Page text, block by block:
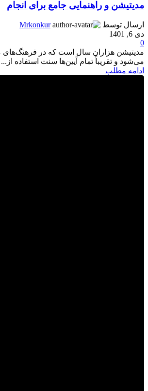
مدیتیشن و راهنمایی جامع برای انجام
ارسال توسط
Mrkonkur
دی 6, 1401
0
مدیتیشن هزاران سال است که در فرهنگ‌های
می‌شود و تقریباً تمام آیین‌ها سنت استفاده از...
ادامه مطلب